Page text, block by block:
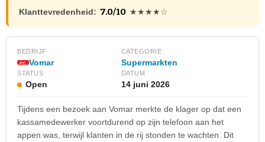
Klanttevredenheid: 7.0/10 ★★★★☆
BEDRIJF
Vomar
CATEGORIE
Supermarkten
STATUS
Open
DATUM
14 juni 2026
Tijdens een bezoek aan Vomar merkte de klager op dat een
kassamedewerker voortdurend op zijn telefoon aan het
appen was, terwijl klanten in de rij stonden te wachten. Dit